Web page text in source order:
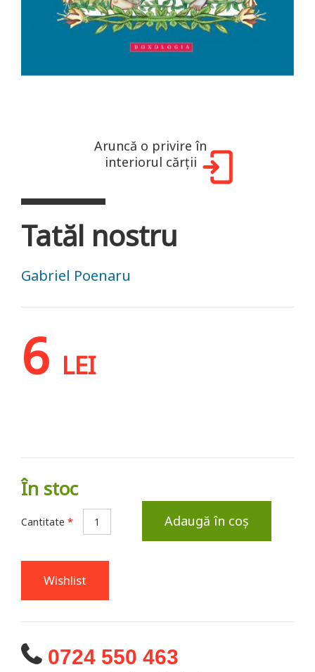
Aruncă o privire în
interiorul cărții
Tatăl nostru
Gabriel Poenaru
6 LEI
În stoc
Cantitate * Adaugă în coș
Wishlist
0724 550 463